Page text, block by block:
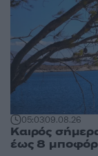
05:0309.08.26
Καιρός
έως 8 μποφόρ